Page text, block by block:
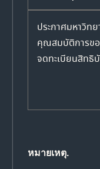
ประกาศมหาวิท
คุณสมบัติการขอ
จดทะเบียนสิทธิ
หมายเหตุ.